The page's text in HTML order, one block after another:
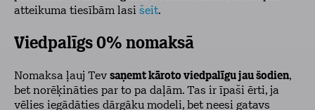
atteikuma tiesībām lasi šeit.
Viedpalīgs 0% nomaksā
Nomaksa ļauj Tev saņemt kāroto viedpalīgu jau šodien,
bet norēķināties par to pa daļām. Tas ir īpaši ērti, ja
vēlies iegādāties dārgāku modeli, bet neesi gatavs